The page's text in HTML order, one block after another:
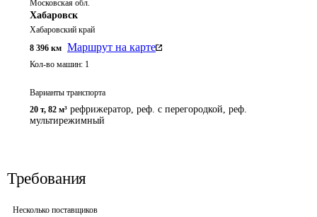
Московская обл.
Хабаровск
Хабаровский край
8 396 км Маршрут на карте
Кол-во машин: 1
Варианты транспорта
20 т, 82 м³ рефрижератор, реф. с перегородкой, реф.
мультирежимный
Требования
Несколько поставщиков